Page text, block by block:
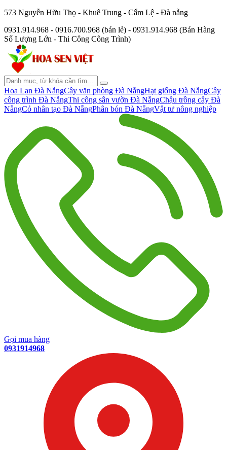
573 Nguyễn Hữu Thọ - Khuê Trung - Cẩm Lệ - Đà nẵng
0931.914.968 - 0916.700.968 (bán lẻ) - 0931.914.968 (Bán Hàng
Số Lượng Lớn - Thi Công Công Trình)
Hoa Lan Đà NẵngCây văn phòng Đà NẵngHạt giống Đà NẵngCây
công trình Đà NẵngThi công sân vườn Đà NẵngChậu trồng cây Đà
NẵngCỏ nhân tạo Đà NẵngPhân bón Đà NẵngVật tư nông nghiệp
Gọi mua hàng
0931914968